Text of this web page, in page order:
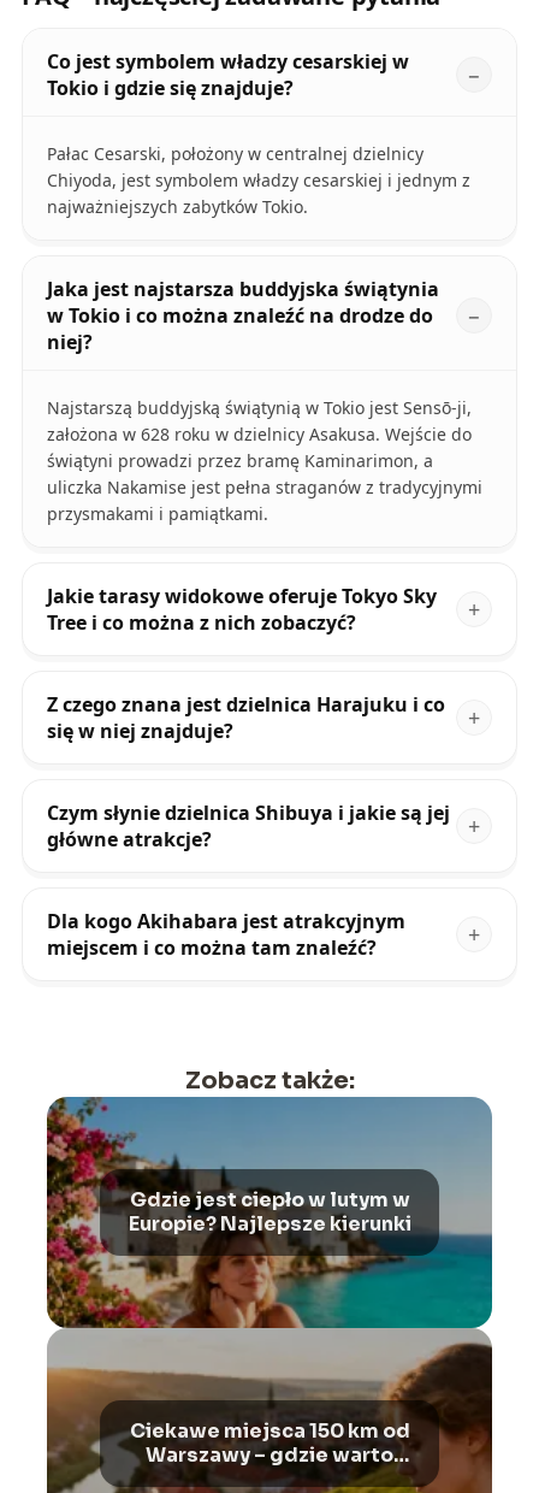
Co jest symbolem władzy cesarskiej w
Tokio i gdzie się znajduje?
Pałac Cesarski, położony w centralnej dzielnicy
Chiyoda, jest symbolem władzy cesarskiej i jednym z
najważniejszych zabytków Tokio.
Jaka jest najstarsza buddyjska świątynia
w Tokio i co można znaleźć na drodze do
niej?
Najstarszą buddyjską świątynią w Tokio jest Sensō-ji,
założona w 628 roku w dzielnicy Asakusa. Wejście do
świątyni prowadzi przez bramę Kaminarimon, a
uliczka Nakamise jest pełna straganów z tradycyjnymi
przysmakami i pamiątkami.
Jakie tarasy widokowe oferuje Tokyo Sky
Tree i co można z nich zobaczyć?
Z czego znana jest dzielnica Harajuku i co
się w niej znajduje?
Czym słynie dzielnica Shibuya i jakie są jej
główne atrakcje?
Dla kogo Akihabara jest atrakcyjnym
miejscem i co można tam znaleźć?
Zobacz także:
Gdzie jest ciepło w lutym w
Europie? Najlepsze kierunki
Ciekawe miejsca 150 km od
Warszawy – gdzie warto
pojechać?